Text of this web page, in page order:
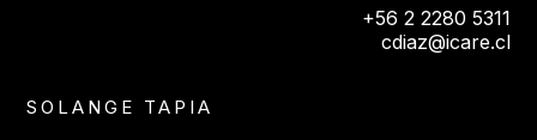
+56 2 2280 5311
cdiaz@icare.cl
SOLANGE TAPIA